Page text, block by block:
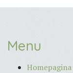
Menu
Homepagina